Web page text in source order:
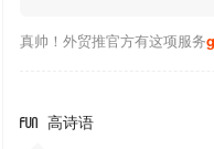
真帅！外贸推官方有这项服务
 高诗语